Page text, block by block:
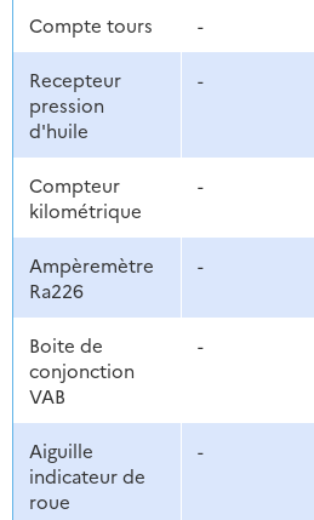
Compte tours -
Recepteur
pression
d'huile
-
Compteur
kilométrique
-
Ampèremètre
Ra226
-
Boite de
conjonction
VAB
-
Aiguille
indicateur de
roue
-